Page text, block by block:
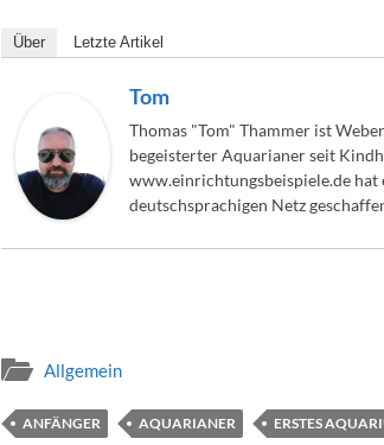
Über Letzte Artikel
Tom
Thomas "Tom" Thammer ist
begeisterter Aquarianer seit
www.einrichtungsbeispiele.de
deutschsprachigen Netz
Allgemein
ANFÄNGER AQUARIANER ERSTES